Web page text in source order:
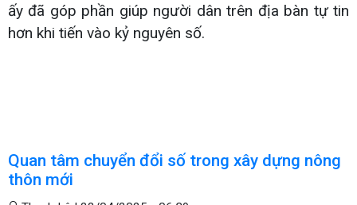
ấy đã góp phần giúp người dân trên địa bàn tự tin
hơn khi tiến vào kỷ nguyên số.
Quan tâm chuyển đổi số trong xây dựng nông
thôn mới